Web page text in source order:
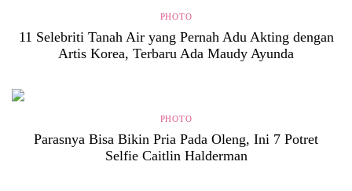
PHOTO
11 Selebriti Tanah Air yang Pernah Adu Akting dengan
Artis Korea, Terbaru Ada Maudy Ayunda
PHOTO
Parasnya Bisa Bikin Pria Pada Oleng, Ini 7 Potret
Selfie Caitlin Halderman